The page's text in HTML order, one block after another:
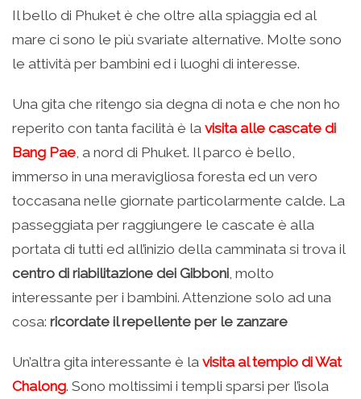
Il bello di Phuket è che oltre alla spiaggia ed al
mare ci sono le più svariate alternative. Molte sono
le attività per bambini ed i luoghi di interesse.
Una gita che ritengo sia degna di nota e che non ho
reperito con tanta facilità è la visita alle cascate di
Bang Pae , a nord di Phuket. Il parco è bello,
immerso in una meravigliosa foresta ed un vero
toccasana nelle giornate particolarmente calde. La
passeggiata per raggiungere le cascate è alla
portata di tutti ed all’inizio della camminata si trova il
centro di riabilitazione dei Gibboni , molto
interessante per i bambini. Attenzione solo ad una
cosa: ricordate il repellente per le zanzare
Un’altra gita interessante è la visita al tempio di Wat
Chalong. Sono moltissimi i templi sparsi per l’isola